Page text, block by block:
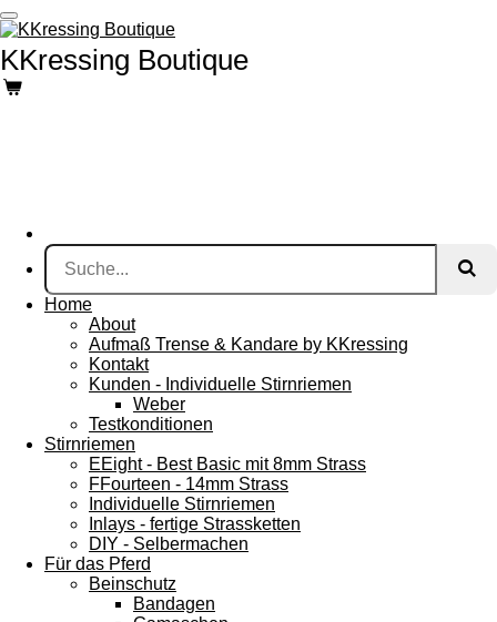
Zum
Hauptinhalt
springen
KKressing Boutique
Home
About
Aufmaß Trense & Kandare by KKressing
Kontakt
Kunden - Individuelle Stirnriemen
Weber
Testkonditionen
Stirnriemen
EEight - Best Basic mit 8mm Strass
FFourteen - 14mm Strass
Individuelle Stirnriemen
Inlays - fertige Strassketten
DIY - Selbermachen
Für das Pferd
Beinschutz
Bandagen